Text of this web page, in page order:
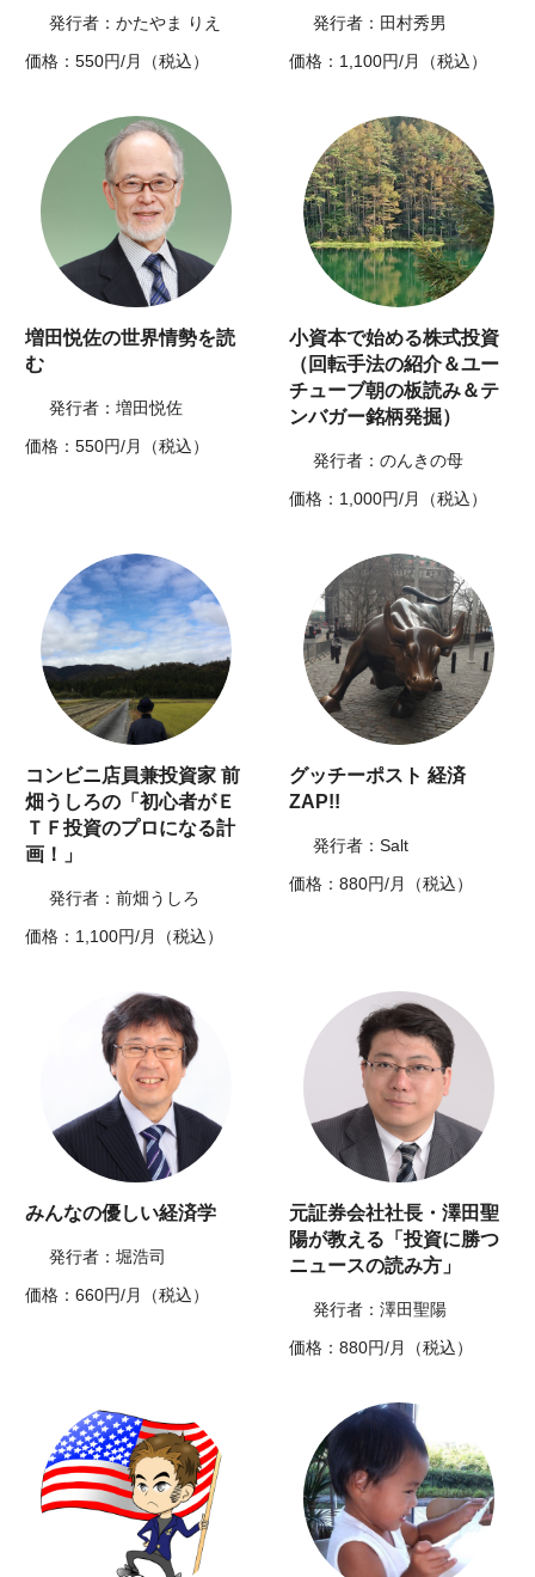
発行者：かたやま りえ
価格：550円/月（税込）
発行者：田村秀男
価格：1,100円/月（税込）
増田悦佐の世界情勢を読
む
発行者：増田悦佐
価格：550円/月（税込）
小資本で始める株式投資
（回転手法の紹介＆ユー
チューブ朝の板読み＆テ
ンバガー銘柄発掘）
発行者：のんきの母
価格：1,000円/月（税込）
コンビニ店員兼投資家 前
畑うしろの「初心者がＥ
ＴＦ投資のプロになる計
画！」
発行者：前畑うしろ
価格：1,100円/月（税込）
グッチーポスト 経済
ZAP!!
発行者：Salt
価格：880円/月（税込）
みんなの優しい経済学
発行者：堀浩司
価格：660円/月（税込）
元証券会社社長・澤田聖
陽が教える「投資に勝つ
ニュースの読み方」
発行者：澤田聖陽
価格：880円/月（税込）